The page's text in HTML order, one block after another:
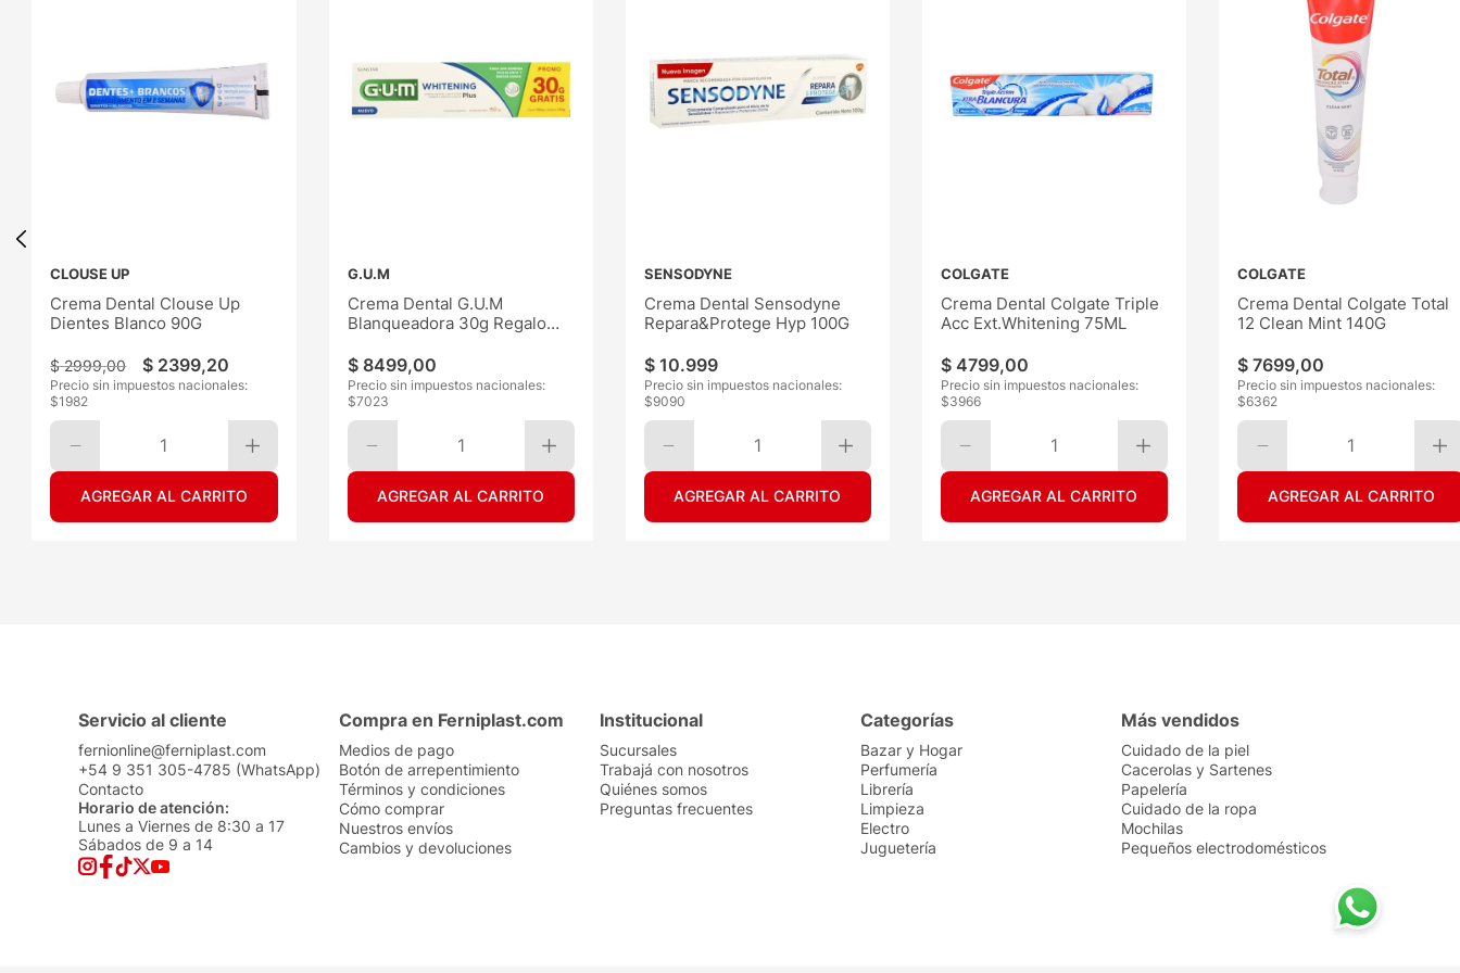
CLOUSE UP
Crema Dental Clouse Up
Dientes Blanco 90G
$ 2999,00 $ 2399,20
Precio sin impuestos nacionales:
$1982
1
AGREGAR AL CARRITO
G.U.M
Crema Dental G.U.M
Blanqueadora 30g Regalo
$ 8499,00
Precio sin impuestos nacionales:
$7023
1
AGREGAR AL CARRITO
SENSODYNE
Crema Dental Sensodyne
Repara&Protege Hyp 100G
$ 10.999
Precio sin impuestos nacionales:
$9090
1
AGREGAR AL CARRITO
COLGATE
Crema Dental Colgate Triple
Acc Ext.Whitening 75ML
$ 4799,00
Precio sin impuestos nacionales:
$3966
1
AGREGAR AL CARRITO
COLGATE
Crema Dental Colgate Total
12 Clean Mint 140G
$ 7699,00
Precio sin impuestos nacionales:
$6362
1
AGREGAR AL CARRITO
Servicio al cliente
fernionline@ferniplast.com
+54 9 351 305-4785 (WhatsApp)
Contacto
Horario de atención:
Lunes a Viernes de 8:30 a 17
Sábados de 9 a 14
Compra en Ferniplast.com
Medios de pago
Botón de arrepentimiento
Términos y condiciones
Cómo comprar
Nuestros envíos
Cambios y devoluciones
Institucional
Sucursales
Trabajá con nosotros
Quiénes somos
Preguntas frecuentes
Categorías
Bazar y Hogar
Perfumería
Librería
Limpieza
Electro
Juguetería
Más vendidos
Cuidado de la piel
Cacerolas y Sartenes
Papelería
Cuidado de la ropa
Mochilas
Pequeños electrodomésticos